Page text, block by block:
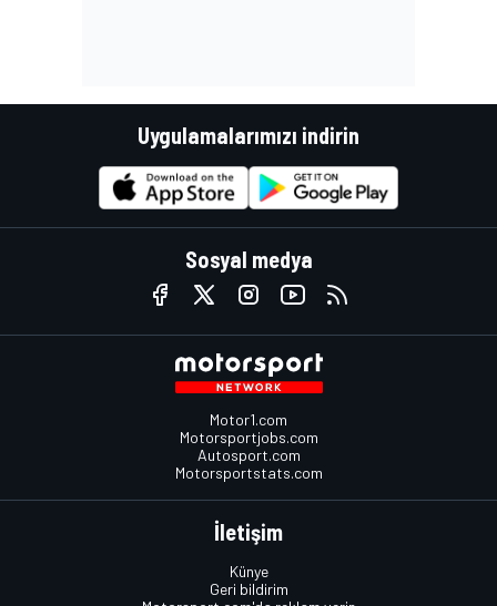
Uygulamalarımızı indirin
Sosyal medya
Motor1.com
Motorsportjobs.com
Autosport.com
Motorsportstats.com
İletişim
Künye
Geri bildirim